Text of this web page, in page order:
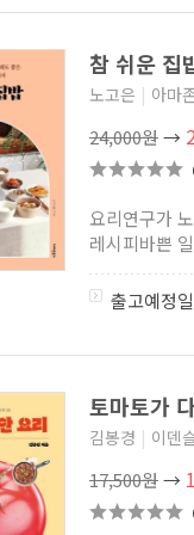
참 쉬운 집
노고은 | 아마
24,000원→
요리연구가
레시피바쁜
출고예정
토마토가
김봉경 | 이덴
17,500원→